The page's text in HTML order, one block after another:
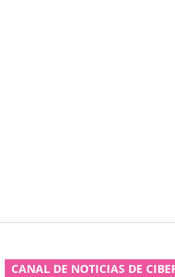
CANAL DE NOTICIAS DE